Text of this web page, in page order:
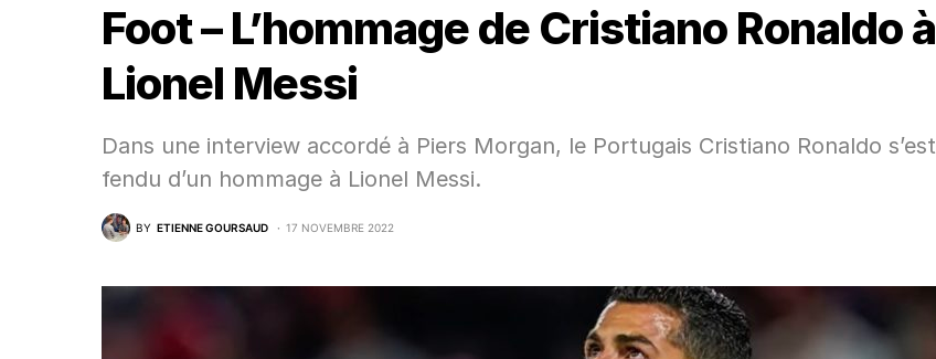
Foot – L’hommage de Cristiano Ronaldo à
Lionel Messi
Dans une interview accordé à Piers Morgan, le Portugais Cristiano Ronaldo s’est
fendu d’un hommage à Lionel Messi.
BY ETIENNE GOURSAUD 17 NOVEMBRE 2022